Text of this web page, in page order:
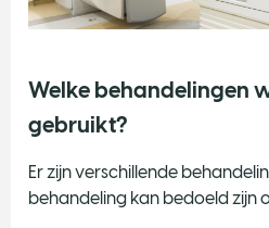
Welke behandelingen
gebruikt?
Er zijn verschillende
behandeling kan bedoeld zijn